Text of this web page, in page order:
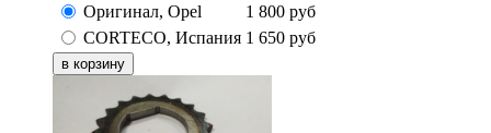
Оригинал, Opel 1 800 руб
CORTECO, Испания 1 650 руб